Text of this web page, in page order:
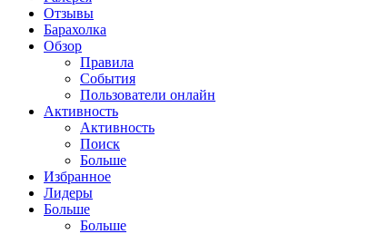
Отзывы
Барахолка
Обзор
Правила
События
Пользователи онлайн
Активность
Активность
Поиск
Больше
Избранное
Лидеры
Больше
Больше